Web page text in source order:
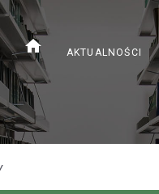
home AKTUALNOŚCI